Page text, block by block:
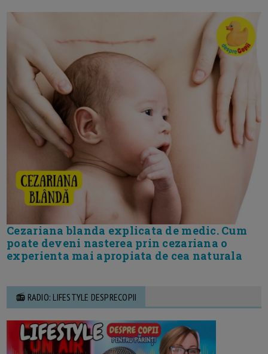
Cezariana blanda explicata de medic. Cum
poate deveni nasterea prin cezariana o
experienta mai apropiata de cea naturala
📻 RADIO: LIFESTYLE DESPRECOPII